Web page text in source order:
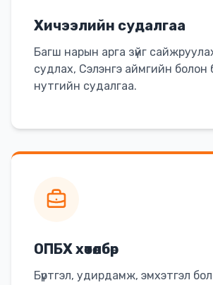
Хичээлийн судалгаа
Багш нарын арга зүйг
судлах, Сэлэнгэ аймгийн болон
нутгийн судалгаа.
ОПБХ хөтөлбөр
Бүртгэл, удирдамж, эмхэтгэл